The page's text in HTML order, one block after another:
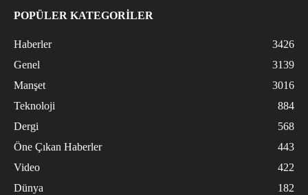
POPÜLER KATEGORİLER
Haberler
3426
Genel
3139
Manşet
3016
Teknoloji
884
Dergi
568
Öne Çıkan Haberler
443
Video
422
Dünya
182